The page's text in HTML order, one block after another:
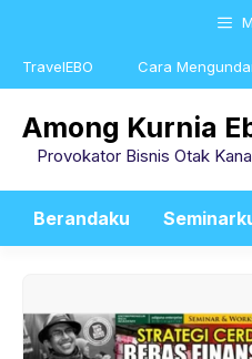
content
TravelEBO Cara
Among Kurnia
Provokator Bisnis Otak
Berandaku